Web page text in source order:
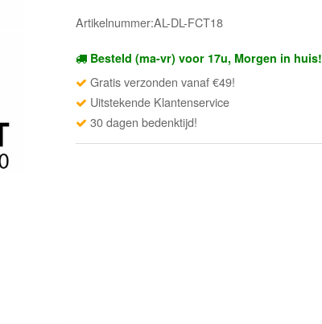
Artikelnummer:AL-DL-FCT18
Besteld (ma-vr) voor 17u, Morgen in huis!
Gratis verzonden vanaf €49!
Uitstekende Klantenservice
30 dagen bedenktijd!